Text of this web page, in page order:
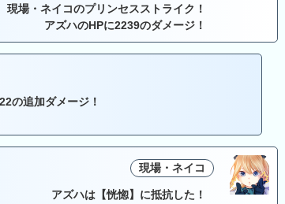
現場・ネイコのプリンセスストライク！
アズハのHPに2239のダメージ！
の追加ダメージ！
現場・ネイコ
アズハは【恍惚】に抵抗した！